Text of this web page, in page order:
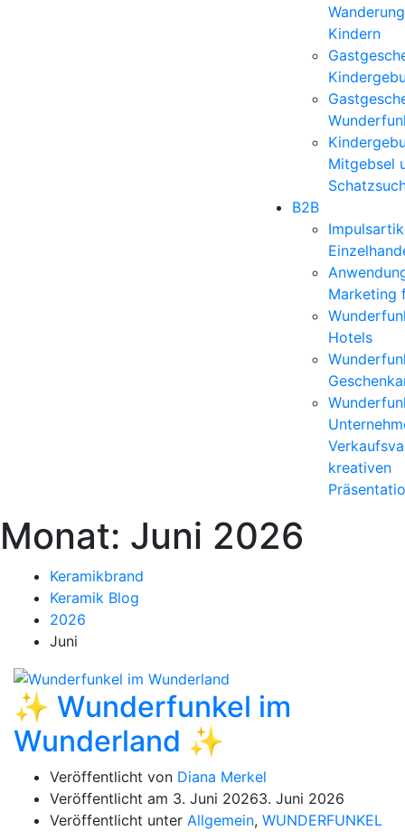
Kindern
Mitgebsel
B2B
Marketing
Hotels
kreativen
Monat: Juni 2026
Keramikbrand
Keramik Blog
2026
Juni
✨ Wunderfunkel im
Wunderland ✨
Veröffentlicht von Diana Merkel
Veröffentlicht am 3. Juni 20263. Juni 2026
Veröffentlicht unter Allgemein, WUNDERFUNKEL